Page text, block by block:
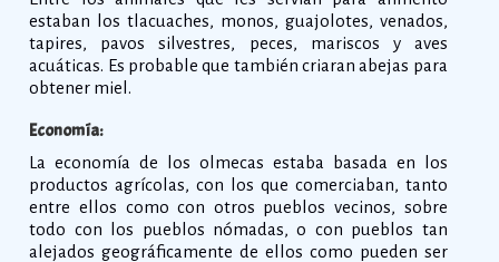
estaban los tlacuaches, monos, guajolotes, venados,
tapires, pavos silvestres, peces, mariscos y aves
acuáticas. Es probable que también criaran abejas para
obtener miel.
Economía:
La economía de los olmecas estaba basada en los
productos agrícolas, con los que comerciaban, tanto
entre ellos como con otros pueblos vecinos, sobre
todo con los pueblos nómadas, o con pueblos tan
alejados geográficamente de ellos como pueden ser